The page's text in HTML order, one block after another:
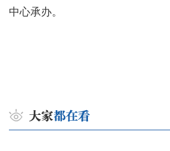
中心承办。